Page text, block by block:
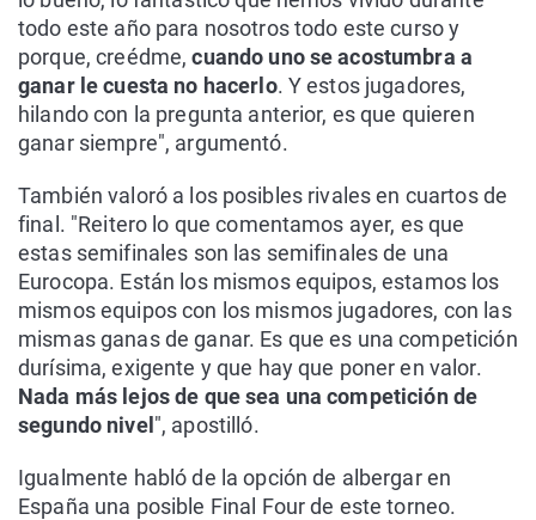
todo este año para nosotros todo este curso y
porque, creédme,cuando uno se acostumbra a
ganar le cuesta no hacerlo. Y estos jugadores,
hilando con la pregunta anterior, es que quieren
ganar siempre", argumentó.
También valoró a los posibles rivales en cuartos de
final. "Reitero lo que comentamos ayer, es que
estas semifinales son las semifinales de una
Eurocopa. Están los mismos equipos, estamos los
mismos equipos con los mismos jugadores, con las
mismas ganas de ganar. Es que es una competición
durísima, exigente y que hay que poner en valor.
Nada más lejos de que sea una competición de
segundo nivel ", apostilló.
Igualmente habló de la opción de albergar en
España una posible Final Four de este torneo.